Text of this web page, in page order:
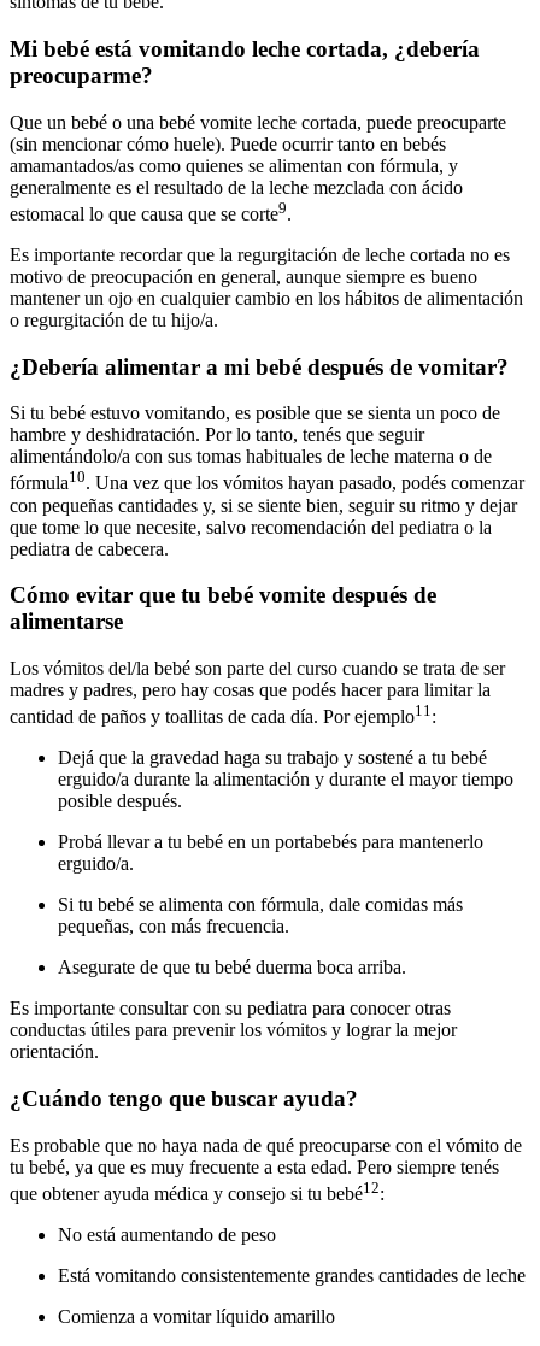
Mi bebé está vomitando leche cortada, ¿debería
preocuparme?
Que un bebé o una bebé vomite leche cortada, puede preocuparte
(sin mencionar cómo huele). Puede ocurrir tanto en bebés
amamantados/as como quienes se alimentan con fórmula, y
generalmente es el resultado de la leche mezclada con ácido
estomacal lo que causa que se corte9.
Es importante recordar que la regurgitación de leche cortada no es
motivo de preocupación en general, aunque siempre es bueno
mantener un ojo en cualquier cambio en los hábitos de alimentación
o regurgitación de tu hijo/a.
¿Debería alimentar a mi bebé después de vomitar?
Si tu bebé estuvo vomitando, es posible que se sienta un poco de
hambre y deshidratación. Por lo tanto, tenés que seguir
alimentándolo/a con sus tomas habituales de leche materna o de
fórmula10. Una vez que los vómitos hayan pasado, podés comenzar
con pequeñas cantidades y, si se siente bien, seguir su ritmo y dejar
que tome lo que necesite, salvo recomendación del pediatra o la
pediatra de cabecera.
Cómo evitar que tu bebé vomite después de
alimentarse
Los vómitos del/la bebé son parte del curso cuando se trata de ser
madres y padres, pero hay cosas que podés hacer para limitar la
cantidad de paños y toallitas de cada día. Por ejemplo11:
Dejá que la gravedad haga su trabajo y sostené a tu bebé
erguido/a durante la alimentación y durante el mayor tiempo
posible después.
Probá llevar a tu bebé en un portabebés para mantenerlo
erguido/a.
Si tu bebé se alimenta con fórmula, dale comidas más
pequeñas, con más frecuencia.
Asegurate de que tu bebé duerma boca arriba.
Es importante consultar con su pediatra para conocer otras
conductas útiles para prevenir los vómitos y lograr la mejor
orientación.
¿Cuándo tengo que buscar ayuda?
Es probable que no haya nada de qué preocuparse con el vómito de
tu bebé, ya que es muy frecuente a esta edad. Pero siempre tenés
que obtener ayuda médica y consejo si tu bebé12:
No está aumentando de peso
Está vomitando consistentemente grandes cantidades de leche
Comienza a vomitar líquido amarillo